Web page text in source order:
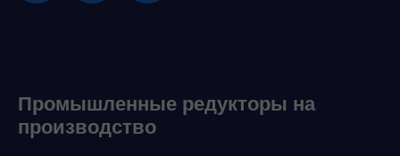
Промышленные редукторы на
производство